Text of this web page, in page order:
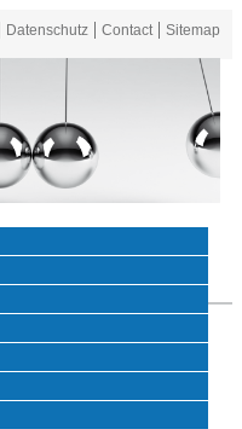
Datenschutz Contact Sitemap